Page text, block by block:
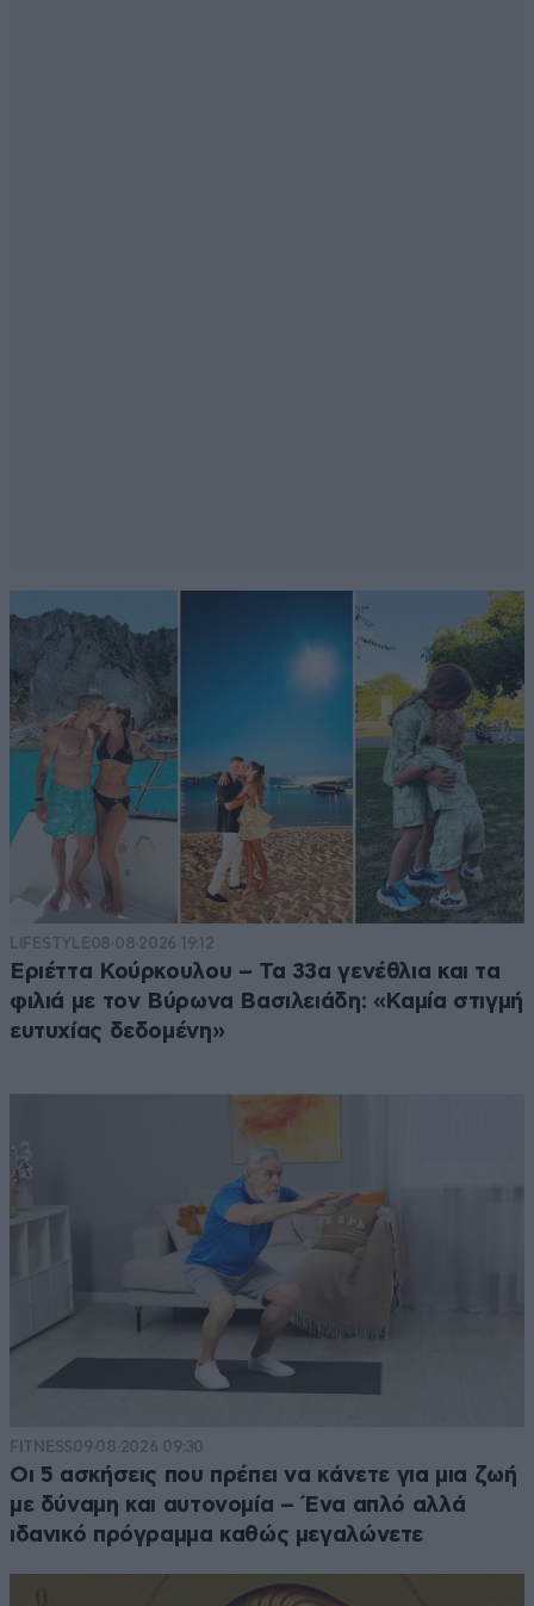
LIFESTYLE08·08·2026 19:12
Εριέττα Κούρκουλου – Τα 33α γενέθλια και τα
φιλιά με τον Βύρωνα Βασιλειάδη: «Καμία στιγμή
ευτυχίας δεδομένη»
FITNESS09·08·2026 09:30
Οι 5 ασκήσεις που πρέπει να κάνετε για μια ζωή
με δύναμη και αυτονομία – Ένα απλό αλλά
ιδανικό πρόγραμμα καθώς μεγαλώνετε